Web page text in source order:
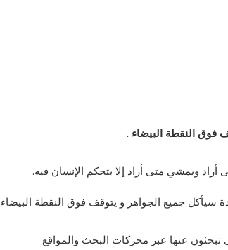
فوق النقطة البيضاء .
ويمشي متى أراد إلا بتحكم الإنسان فيه.
سيأكل جميع الجواهر و يتوقف فوق النقطة البيضاء
تبحثون عنها عبر محركات البحث والمواقع